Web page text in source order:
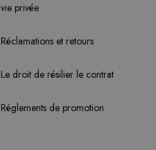
vie privée
Réclamations et retours
Le droit de résilier le contrat
Règlements de promotion